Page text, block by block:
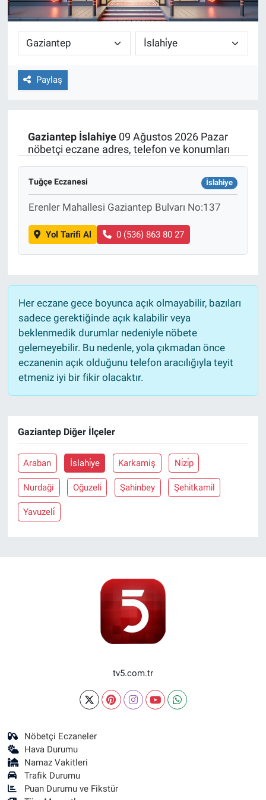
Paylaş
Gaziantep İslahiye09 Ağustos 2026 Pazar
nöbetçi eczane adres, telefon ve konumları
Tuğçe Eczanesi İslahiye
Erenler Mahallesi Gaziantep Bulvarı No:137
Yol Tarifi Al 0 (536) 863 80 27
Her eczane gece boyunca açık olmayabilir, bazıları
sadece gerektiğinde açık kalabilir veya
beklenmedik durumlar nedeniyle nöbete
gelemeyebilir. Bu nedenle, yola çıkmadan önce
eczanenin açık olduğunu telefon aracılığıyla teyit
etmeniz iyi bir fikir olacaktır.
Gaziantep Diğer İlçeler
Araban İslahi̇ye Karkamiş Ni̇zi̇p
Nurdaği Oğuzeli̇ Şahi̇nbey Şehi̇tkami̇l
Yavuzeli̇
tv5.com.tr
Nöbetçi Eczaneler
Hava Durumu
Namaz Vakitleri
Trafik Durumu
Puan Durumu ve Fikstür